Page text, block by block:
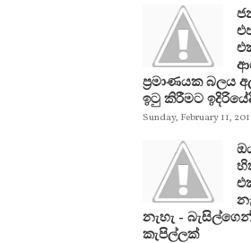
ප්‍රමාණයක බලය
ඉටු කිරීමට
Sunday, February 11,
නැහැ -
කැපිල්ලක්